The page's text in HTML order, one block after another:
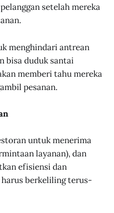
setelah mereka
menghindari antrean
bisa duduk santai
memberi tahu mereka
pesanan.
untuk menerima
layanan), dan
efisiensi dan
berkeliling terus-